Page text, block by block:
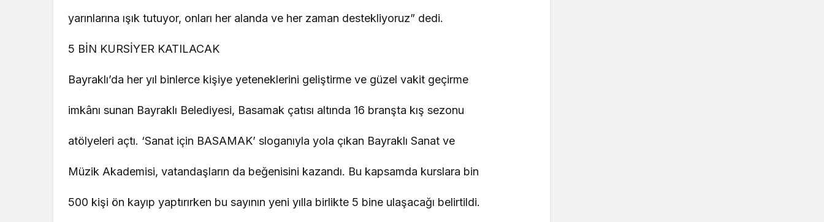
yarınlarına ışık tutuyor, onları her alanda ve her zaman destekliyoruz” dedi.
5 BİN KURSİYER KATILACAK
Bayraklı’da her yıl binlerce kişiye yeteneklerini geliştirme ve güzel vakit geçirme
imkânı sunan Bayraklı Belediyesi, Basamak çatısı altında 16 branşta kış sezonu
atölyeleri açtı. ‘Sanat için BASAMAK’ sloganıyla yola çıkan Bayraklı Sanat ve
Müzik Akademisi, vatandaşların da beğenisini kazandı. Bu kapsamda kurslara bin
500 kişi ön kayıp yaptırırken bu sayının yeni yılla birlikte 5 bine ulaşacağı belirtildi.